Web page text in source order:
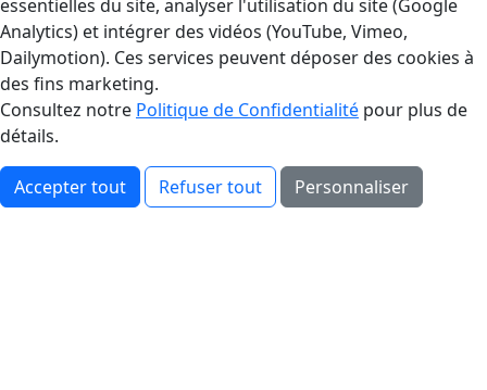
essentielles du site, analyser l'utilisation du site (Google
Analytics) et intégrer des vidéos (YouTube, Vimeo,
Dailymotion). Ces services peuvent déposer des cookies à
des fins marketing.
Consultez notre Politique de Confidentialité pour plus de
détails.
Accepter tout Refuser tout Personnaliser